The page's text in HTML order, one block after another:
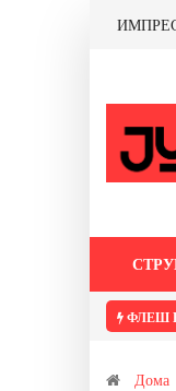
ФЛЕШ
Дома